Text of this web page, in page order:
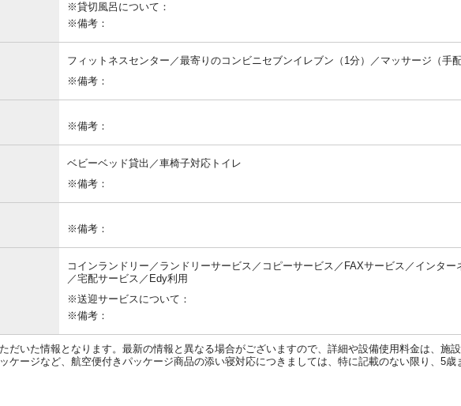
※貸切風呂について：
※備考：
フィットネスセンター／最寄りのコンビニセブンイレブン（1分）／マッサージ（手配
※備考：
※備考：
ベビーベッド貸出／車椅子対応トイレ
※備考：
※備考：
コインランドリー／ランドリーサービス／コピーサービス／FAXサービス／インタ
／宅配サービス／Edy利用
※送迎サービスについて：
※備考：
だいた情報となります。最新の情報と異なる場合がございますので、詳細や設備使用料金は、施設
ケージなど、航空便付きパッケージ商品の添い寝対応につきましては、特に記載のない限り、5歳